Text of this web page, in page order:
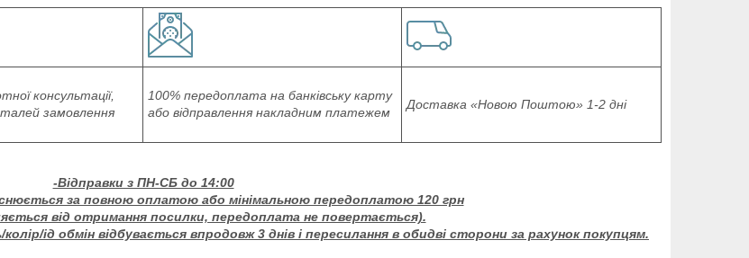
консультації,
замовлення
100% передоплата на банківську карту
або відправлення накладним платежем
Доставка «Новою Поштою» 1-2 дні
-Відправки з ПН-СБ до 14:00
за повною оплатою або мінімальною передоплатою 120 грн
від отримання посилки, передоплата не повертається).
ід обмін відбувається впродовж 3 днів і пересилання в обидві сторони за рахунок покупцям.